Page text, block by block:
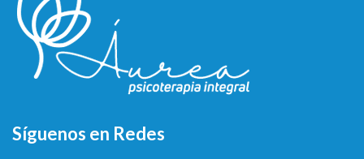
Síguenos en Redes